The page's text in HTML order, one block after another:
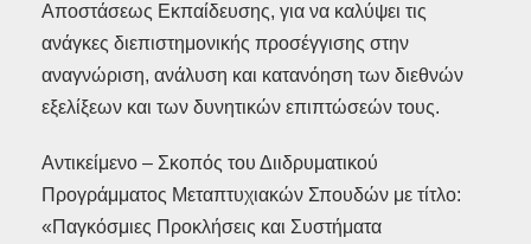
Αποστάσεως Εκπαίδευσης, για να καλύψει τις
ανάγκες διεπιστημονικής προσέγγισης στην
αναγνώριση, ανάλυση και κατανόηση των διεθνών
εξελίξεων και των δυνητικών επιπτώσεών τους.
Αντικείμενο – Σκοπός του Διιδρυματικού
Προγράμματος Μεταπτυχιακών Σπουδών με τίτλο:
«Παγκόσμιες Προκλήσεις και Συστήματα